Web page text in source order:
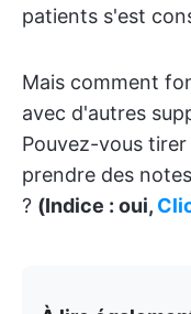
patients s'est
Mais comment
avec d'autres
Pouvez-vous
prendre des
? (Indice : oui,